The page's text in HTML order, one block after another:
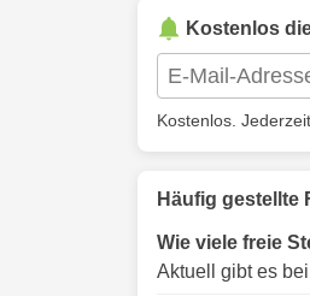
Kostenlos
Kostenlos.
Häufig gestellte
Wie viele freie
Aktuell gibt es bei